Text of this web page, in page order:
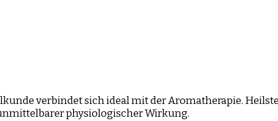
verbindet sich ideal mit der Aromatherapie.
physiologischer Wirkung.